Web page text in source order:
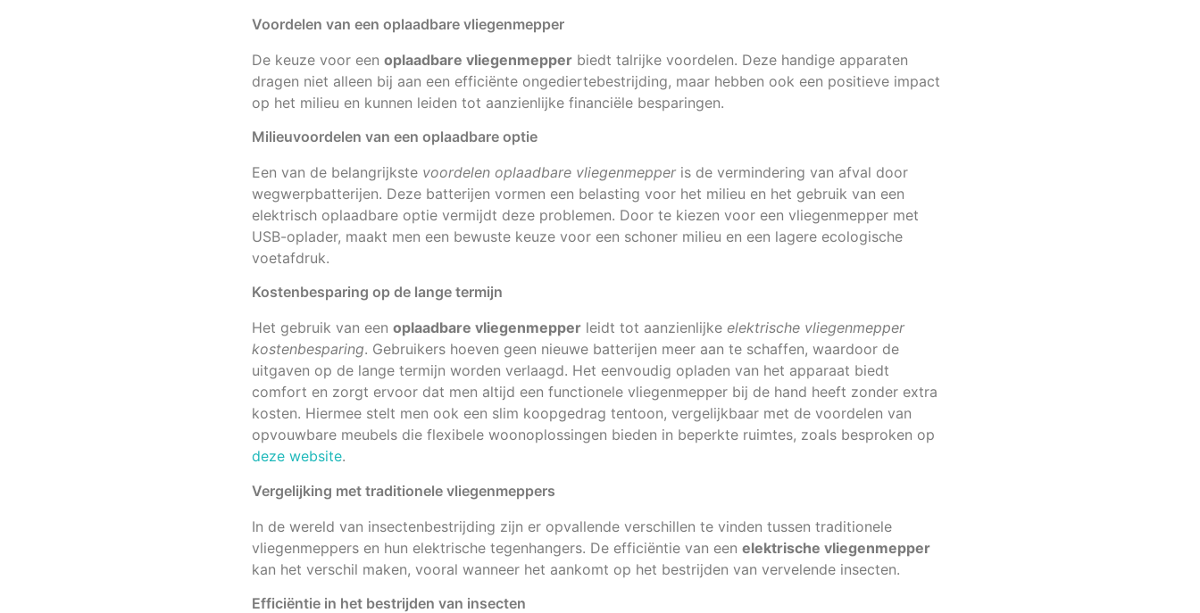
Voordelen van een oplaadbare vliegenmepper
De keuze voor een oplaadbare vliegenmepper biedt talrijke voordelen. Deze handige apparaten
dragen niet alleen bij aan een efficiënte ongediertebestrijding, maar hebben ook een positieve impact
op het milieu en kunnen leiden tot aanzienlijke financiële besparingen.
Milieuvoordelen van een oplaadbare optie
Een van de belangrijkste voordelen oplaadbare vliegenmepperis de vermindering van afval door
wegwerpbatterijen. Deze batterijen vormen een belasting voor het milieu en het gebruik van een
elektrisch oplaadbare optie vermijdt deze problemen. Door te kiezen voor een vliegenmepper met
USB-oplader, maakt men een bewuste keuze voor een schoner milieu en een lagere ecologische
voetafdruk.
Kostenbesparing op de lange termijn
Het gebruik van een oplaadbare vliegenmepper leidt tot aanzienlijke elektrische vliegenmepper
kostenbesparing. Gebruikers hoeven geen nieuwe batterijen meer aan te schaffen, waardoor de
uitgaven op de lange termijn worden verlaagd. Het eenvoudig opladen van het apparaat biedt
comfort en zorgt ervoor dat men altijd een functionele vliegenmepper bij de hand heeft zonder extra
kosten. Hiermee stelt men ook een slim koopgedrag tentoon, vergelijkbaar met de voordelen van
opvouwbare meubels die flexibele woonoplossingen bieden in beperkte ruimtes, zoals besproken op
deze website.
Vergelijking met traditionele vliegenmeppers
In de wereld van insectenbestrijding zijn er opvallende verschillen te vinden tussen traditionele
vliegenmeppers en hun elektrische tegenhangers. De efficiëntie van een elektrische vliegenmepper
kan het verschil maken, vooral wanneer het aankomt op het bestrijden van vervelende insecten.
Efficiëntie in het bestrijden van insecten